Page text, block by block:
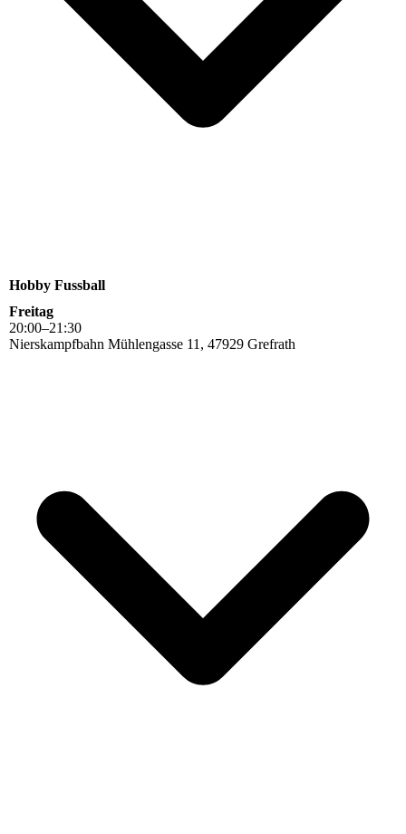
Hobby Fussball
Freitag
20:00–21 :30
Nierskampfbahn Mühlengasse 11, 47929 Grefrath